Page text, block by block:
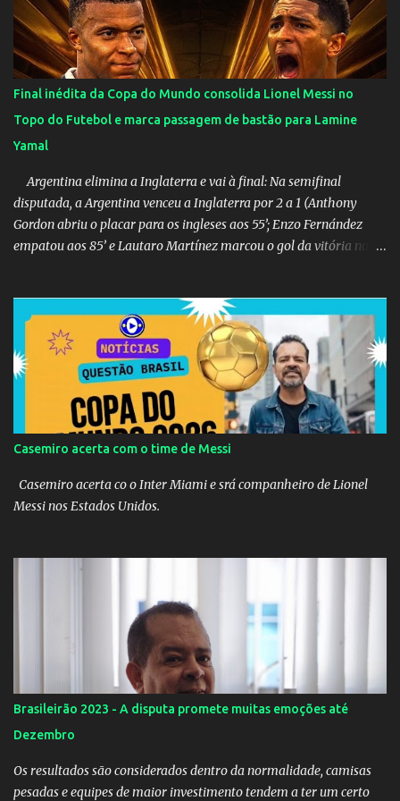
Final inédita da Copa do Mundo consolida Lionel Messi no
Topo do Futebol e marca passagem de bastão para Lamine
Yamal
Argentina elimina a Inglaterra e vai à final: Na semifinal
disputada, a Argentina venceu a Inglaterra por 2 a 1 (Anthony
Gordon abriu o placar para os ingleses aos 55’; Enzo Fernández
empatou aos 85’ e Lautaro Martínez marcou o gol da vitória nos
Inglaterra durante o jogo.
Casemiro acerta com o time de Messi
Casemiro acerta co o Inter Miami e srá companheiro de Lionel
Messi nos Estados Unidos.
Brasileirão 2023 - A disputa promete muitas emoções até
Dezembro
Os resultados são considerados dentro da normalidade, camisas
pesadas e equipes de maior investimento tendem a ter um certo